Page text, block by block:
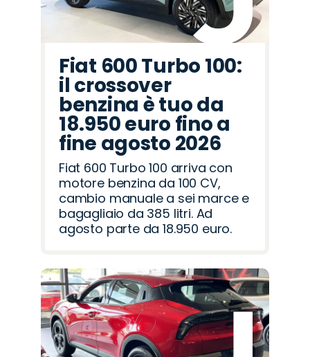
Fiat 600 Turbo 100:
il crossover
benzina è tuo da
18.950 euro fino a
fine agosto 2026
Fiat 600 Turbo 100 arriva con
motore benzina da 100 CV,
cambio manuale a sei marce e
bagagliaio da 385 litri. Ad
agosto parte da 18.950 euro.